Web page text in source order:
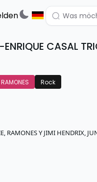
CASAL
RAMONES Rock
RAMONES Y JIMI HENDRIX,